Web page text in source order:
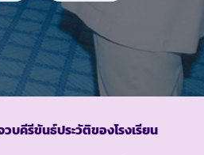
วบคีรีขันธ์ประวัติของโรงเรียน